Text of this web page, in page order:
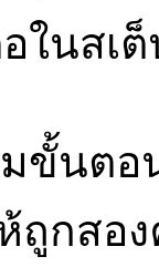
ในสเ
ขั้นตอ
ถูกสอ